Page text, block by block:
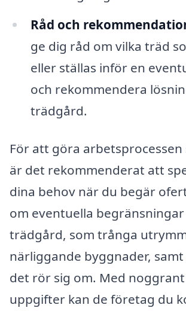
Råd och
ge dig råd om vilka träd
eller ställas inför en
och rekommendera
trädgård.
För att göra arbetsprocessen
är det rekommenderat att
dina behov när du begär
om eventuella
trädgård, som trånga
närliggande byggnader,
det rör sig om. Med
uppgifter kan de företag du